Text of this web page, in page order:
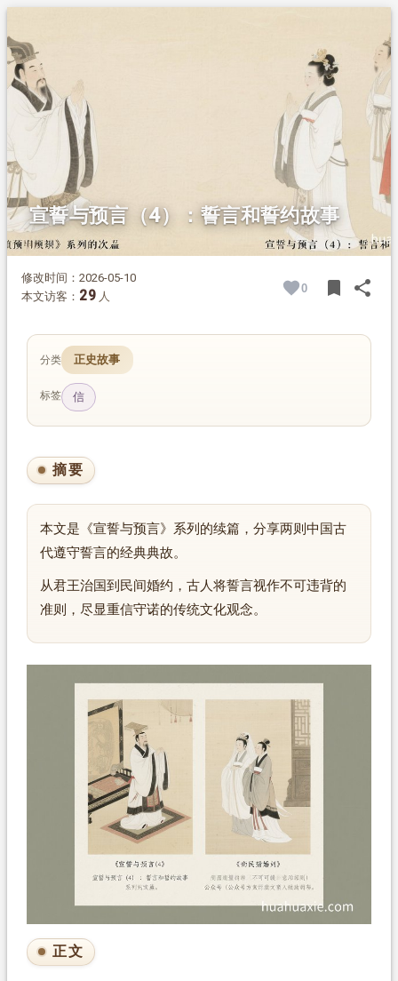
2.正文
宣誓与预言（4）：誓言和誓约故事
修改时间：2026-05-10
本文访客： 29 人
0 bookmark share
分类 正史故事
标签 信
摘要
本文是《宣誓与预言》系列的续篇，分享两则中国古
代遵守誓言的经典典故。
从君王治国到民间婚约，古人将誓言视作不可违背的
准则，尽显重信守诺的传统文化观念。
正文